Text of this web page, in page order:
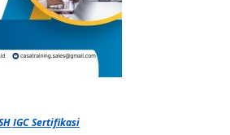
IGC Sertifikasi